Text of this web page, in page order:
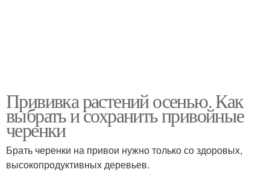
Прививка растений осенью. Как
выбрать и сохранить привойные
черенки
Брать черенки на привои нужно только со здоровых,
высокопродуктивных деревьев.